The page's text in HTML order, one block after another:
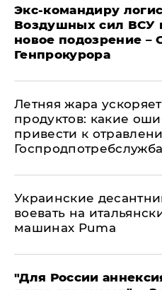
Экс-командиру
Воздушных сил ВСУ
новое подозрение –
Генпрокурора
Летняя жара
продуктов: какие
привести к
Госпродпотребслужба
Украинские
воевать на
машинах Puma
"Для России